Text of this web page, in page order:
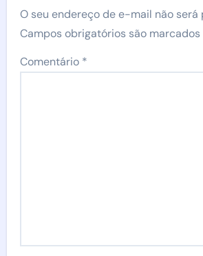
O seu endereço de e-mail não será
Campos obrigatórios são
Comentário *